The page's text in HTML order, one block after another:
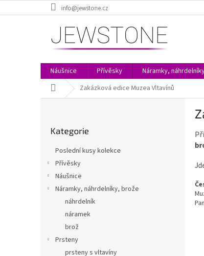
na
info@jewstone.cz
Náušnice Přívěsky Náramky,
Domů Zakázková edice Muzea Vltavínů
kategorie
Kategorie
Poslední kusy kolekce
Přívěsky
Náušnice
Náramky, náhrdelníky, brože
náhrdelník
náramek
brož
Prsteny
prsteny s vltavíny